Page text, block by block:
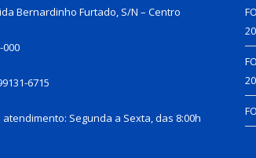
Bernardinho Furtado, S/N – Centro
000
6715
Segunda a Sexta, das 8:00h